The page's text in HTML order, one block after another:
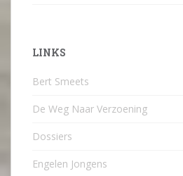
LINKS
Bert Smeets
De Weg Naar Verzoening
Dossiers
Engelen Jongens